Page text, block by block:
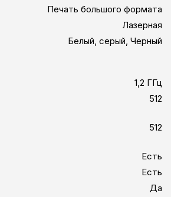
Печать большого формата
Лазерная
Белый, серый, Черный
1,2 ГГц
512
512
Есть
Есть
Да